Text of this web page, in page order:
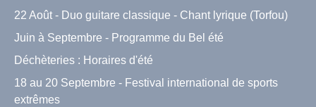
22 Août - Duo guitare classique - Chant lyrique (Torfou)
Juin à Septembre - Programme du Bel été
Déchèteries : Horaires d'été
18 au 20 Septembre - Festival international de sports
extrêmes